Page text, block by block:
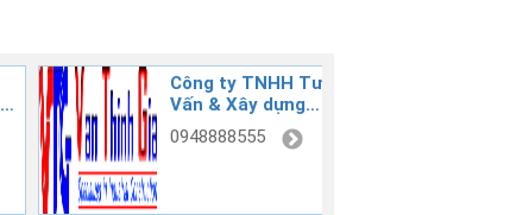
Công ty TNHH Tư
Vấn & Xây dựng
Vạn Thịnh Gia
0948888555